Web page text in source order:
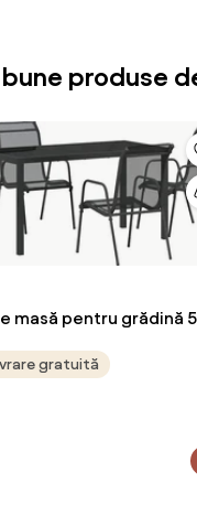
produse
masă pentru grădină 5
gratuită